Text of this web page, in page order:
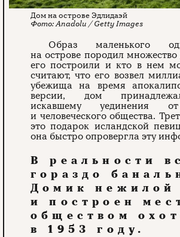
Дом на острове Эдлидаэй
Anadolu / Getty Images
Образ маленького
на острове породил
его построили и кто в нем
считают, что его возвел
убежища на время
версии, дом
искавшему уединения
и человеческого общества.
это подарок исландской
она быстро опровергла эту
В реальности
гораздо
Домик нежилой
и построен
обществом
в 1953 году.